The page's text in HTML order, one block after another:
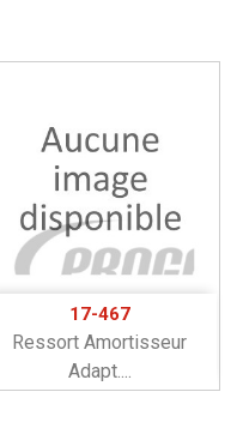
17-467
Ressort Amortisseur
Adapt....